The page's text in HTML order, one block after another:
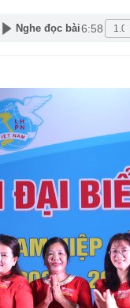
Nghe đọc bài6:58